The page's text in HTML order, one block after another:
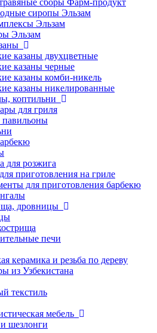
сборы Фарм-продукт
сиропы Эльзам
Эльзам
Эльзам
казаны двухцветные
казаны черные
казаны комби-никель
казаны никелированные
коптильни
для гриля
для розжига
приготовления на гриле
для приготовления барбекю
дровницы
печи
керамика и резьба по дереву
из Узбекистана
текстиль
мебель
шезлонги